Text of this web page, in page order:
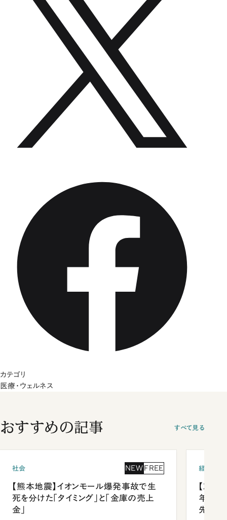
カテゴリ
医療・ウェルネス
おすすめの記事 すべて見る
社会 NEW FREE
【熊本地震】イオンモール爆発事故で生
死を分けた「タイミング」と「金庫の売上
金」
経済・ビ
【就活
年会は
先1位